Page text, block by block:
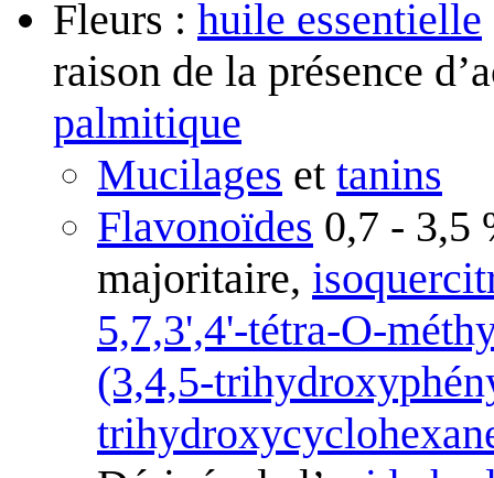
Fleurs : huile essentielle
raison de la présence
palmitique
Mucilages et tanins
Flavonoïdes 0,7 - 3,5
majoritaire,
5,7,3',4'-tétra-O-
(3,4,5-